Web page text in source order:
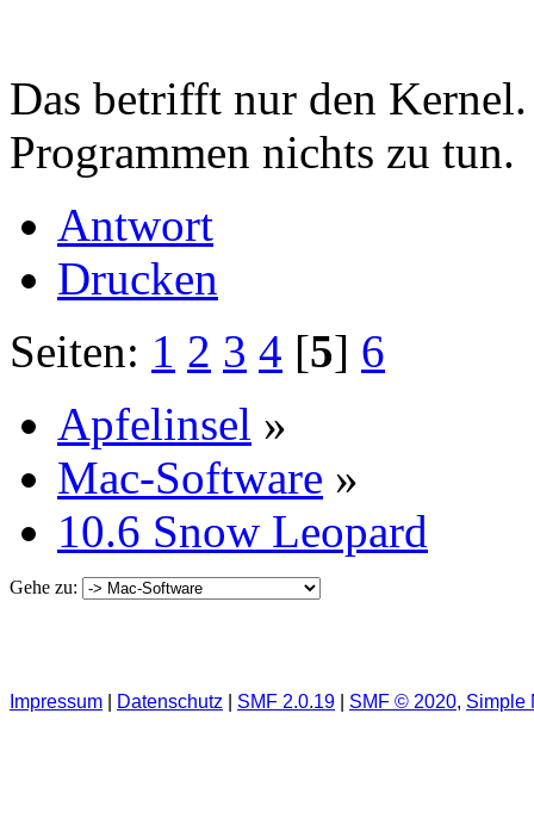
Das betrifft nur den
Programmen nichts zu tun.
Antwort
Drucken
Seiten: 1 2 3 4 [5] 6
Apfelinsel »
Mac-Software »
10.6 Snow Leopard
Gehe zu:
Impressum Datenschutz SMF 2.0.19 SMF © 2020, Simple